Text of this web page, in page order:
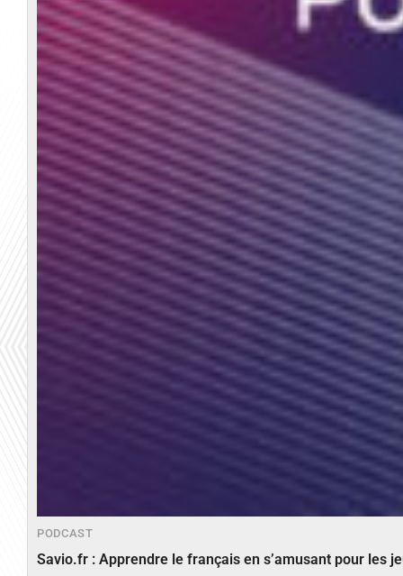
PODCAST
Savio.fr : Apprendre le français en s’amusant pour les